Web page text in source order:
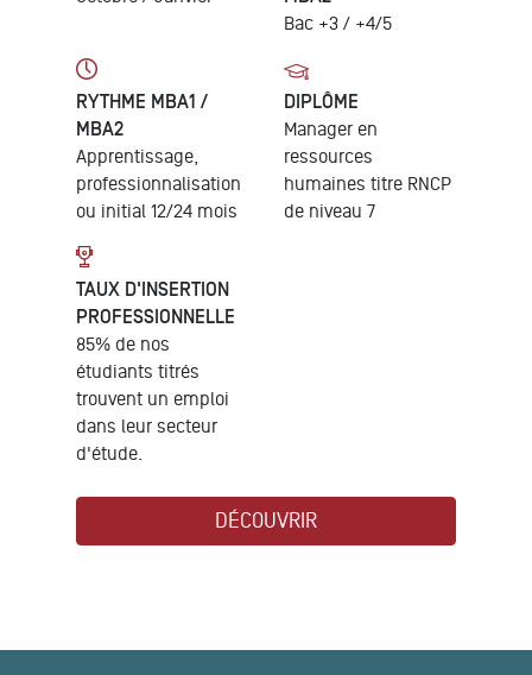
Bac +3 / +4/5
RYTHME MBA1 /
MBA2
Apprentissage,
professionnalisation
ou initial 12/24 mois
DIPLÔME
Manager en
ressources
humaines titre RNCP
de niveau 7
TAUX D'INSERTION
PROFESSIONNELLE
85% de nos
étudiants titrés
trouvent un emploi
dans leur secteur
d'étude.
DÉCOUVRIR